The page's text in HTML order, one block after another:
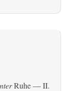
Ruhe — II.